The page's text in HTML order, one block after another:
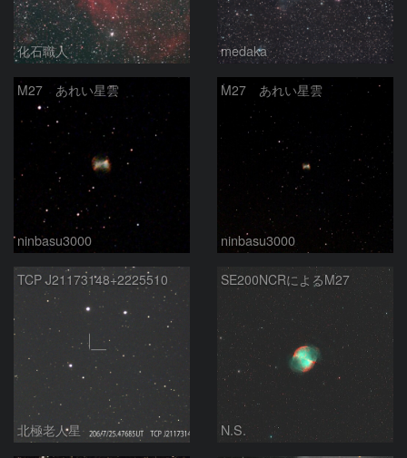
化石職人 medaka
M27 あれい星雲
ninbasu3000
M27 あれい星雲
ninbasu3000
TCP J21173148+2225510
北極老人星
SE200NCRによるM27
N.S.